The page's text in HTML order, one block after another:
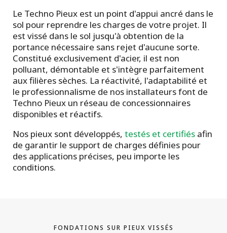
Le Techno Pieux est un point d'appui ancré dans le
sol pour reprendre les charges de votre projet. Il
est vissé dans le sol jusqu'à obtention de la
portance nécessaire sans rejet d'aucune sorte.
Constitué exclusivement d'acier, il est non
polluant, démontable et s'intègre parfaitement
aux filières sèches. La réactivité, l'adaptabilité et
le professionnalisme de nos installateurs font de
Techno Pieux un réseau de concessionnaires
disponibles et réactifs.
Nos pieux sont développés, testés et certifiés afin
de garantir le support de charges définies pour
des applications précises, peu importe les
conditions.
FONDATIONS SUR PIEUX VISSÉS